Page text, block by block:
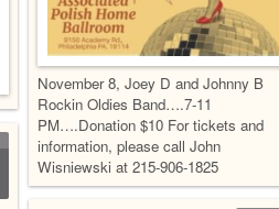
November 8, Joey D and Johnny B
Rockin Oldies Band….7-11
PM….Donation $10 For tickets and
information, please call John
Wisniewski at 215-906-1825